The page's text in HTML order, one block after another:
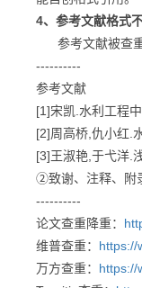
4、参考文献格式
参考文献被查重
----------
参考文献
[1]宋凯.水利工程
[2]周高桥,仇小红.
[3]王淑艳,于弋洋.
②致谢、注释、附
----------
论文查重降重：
维普查重： https://
万方查重： https://